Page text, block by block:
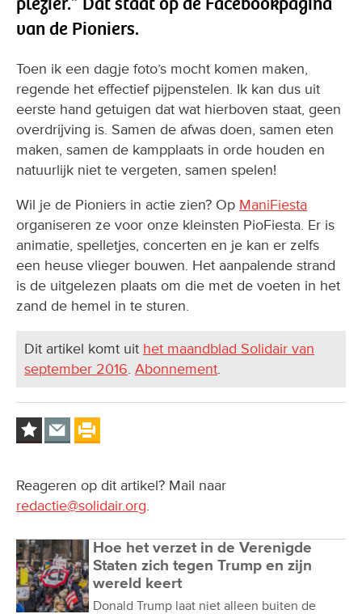
van de Pioniers.
Toen ik een dagje foto’s mocht komen maken,
regende het effectief pijpenstelen. Ik kan dus uit
eerste hand getuigen dat wat hierboven staat, geen
overdrijving is. Samen de afwas doen, samen eten
maken, samen de kampplaats in orde houden en
natuurlijk niet te vergeten, samen spelen!
Wil je de Pioniers in actie zien? Op ManiFiesta
organiseren ze voor onze kleinsten PioFiesta. Er is
animatie, spelletjes, concerten en je kan er zelfs
een heuse vlieger bouwen. Het aanpalende strand
is de uitgelezen plaats om die met de voeten in het
zand de hemel in te sturen.
Dit artikel komt uit het maandblad Solidair van
september 2016. Abonnement.
Reageren op dit artikel? Mail naar
redactie@solidair.org.
Hoe het verzet in de Verenigde
Staten zich tegen Trump en zijn
wereld keert
Donald Trump laat niet alleen buiten de